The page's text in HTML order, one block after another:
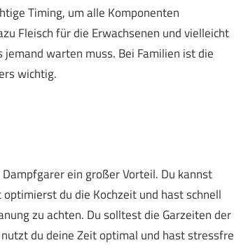
Timing, um alle Komponenten
Fleisch für die Erwachsenen und vielleicht
jemand warten muss. Bei Familien ist die
wichtig.
ein großer Vorteil. Du kannst
du die Kochzeit und hast schnell
zu achten. Du solltest die Garzeiten der
du deine Zeit optimal und hast